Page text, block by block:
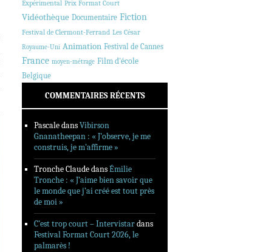
Expérimental Prix Format Court
Vidéothèque Documentaire Fiction
Festival de Clermont-Ferrand Les César
Royaume-Uni Animation Festival de Cannes
France moyen-métrage Film d'école
Belgique
COMMENTAIRES RÉCENTS
PascaledansVibirson
Gnanatheepan : « J’observe, je me
construis, je m’affirme »
Tronche ClaudedansÉmilie
Tronche : « J’aime bien savoir que
le monde que j’ai créé est tout près
de moi »
C’est trop court – Intervistardans
Festival Format Court 2026, le
palmarès !